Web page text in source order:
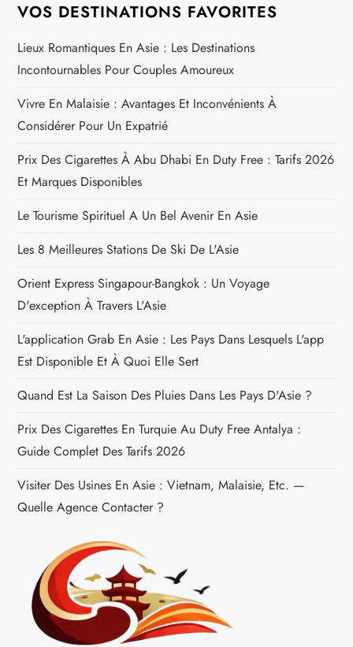
a
t
i
o
n
d
e
l
’
a
r
t
i
c
e
VOS DESTINATIONS FAVORITES
Lieux Romantiques En Asie : Les Destinations
Incontournables Pour Couples Amoureux
Vivre En Malaisie : Avantages Et Inconvénients À
Considérer Pour Un Expatrié
Prix Des Cigarettes À Abu Dhabi En Duty Free : Tarifs 2026
Et Marques Disponibles
Le Tourisme Spirituel A Un Bel Avenir En Asie
Les 8 Meilleures Stations De Ski De L'Asie
Orient Express Singapour-Bangkok : Un Voyage
D'exception À Travers L'Asie
L'application Grab En Asie : Les Pays Dans Lesquels L'app
Est Disponible Et À Quoi Elle Sert
Quand Est La Saison Des Pluies Dans Les Pays D'Asie ?
Prix Des Cigarettes En Turquie Au Duty Free Antalya :
Guide Complet Des Tarifs 2026
Visiter Des Usines En Asie : Vietnam, Malaisie, Etc. —
Quelle Agence Contacter ?